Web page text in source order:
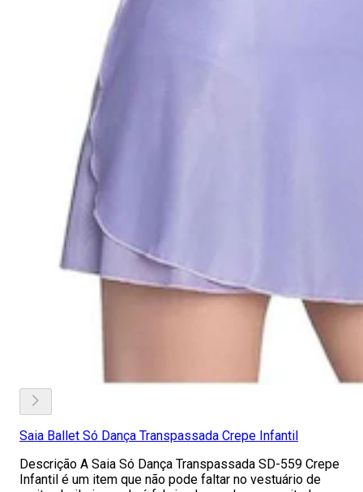
Saia Ballet Só Dança Transpassada Crepe Infantil
Descrição A Saia Só Dança Transpassada SD-559 Crepe
Infantil é um item que não pode faltar no vestuário de